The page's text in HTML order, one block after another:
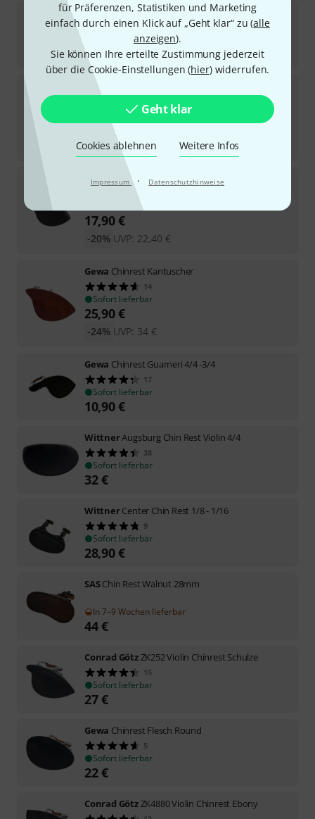
für Präferenzen, Statistiken und Marketing
einfach durch einen Klick auf „Geht klar“ zu (alle
anzeigen).
Sie können Ihre erteilte Zustimmung jederzeit
über die Cookie-Einstellungen (hier) widerrufen.
Geht klar
Cookies ablehnen Weitere Infos
Impressum · Datenschutzhinweise
BerdaniChinrest VN Dark BW 19mm GU/TI
3
Sofort lieferbar
169 €
Gewa
Sofort lieferbar
14,90€
UVP:20,40
-27%
Gewa Chinrest Dresden 4/4 -3/4
Sofort lieferbar
17,90€
UVP: 22,40 €
-20%
Gewa Chinrest Kantuscher
14
Sofort lieferbar
25,90€
UVP: 34 €
-24%
Gewa Chinrest Guarneri 4/4 -3/4
17
Sofort lieferbar
10,90€
WittnerAugsburg Chin Rest Violin 4/4
38
Sofort lieferbar
32€
WittnerCenter Chin Rest 1/8 - 1/16
9
Sofort lieferbar
28,90€
SASChin Rest Walnut 28mm
In 7–9 Wochen lieferbar
44€
Conrad GötzZK252 Violin Chinrest Schulze
15
Sofort lieferbar
27€
Gewa Chinrest Flesch Round
5
Sofort lieferbar
22€
Conrad GötzZK4880 Violin Chinrest Ebony